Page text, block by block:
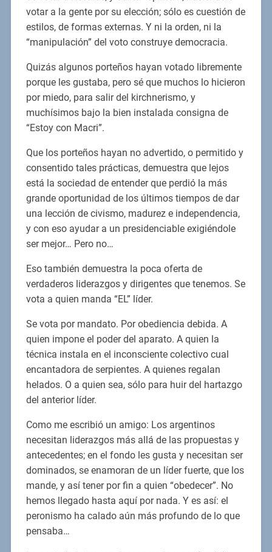
votar a la gente por su elección; sólo es cuestión de
estilos, de formas externas. Y ni la orden, ni la
“manipulación” del voto construye democracia.
Quizás algunos porteños hayan votado libremente
porque les gustaba, pero sé que muchos lo hicieron
por miedo, para salir del kirchnerismo, y
muchísimos bajo la bien instalada consigna de
“Estoy con Macri”.
Que los porteños hayan no advertido, o permitido y
consentido tales prácticas, demuestra que lejos
está la sociedad de entender que perdió la más
grande oportunidad de los últimos tiempos de dar
una lección de civismo, madurez e independencia,
y con eso ayudar a un presidenciable exigiéndole
ser mejor… Pero no…
Eso también demuestra la poca oferta de
verdaderos liderazgos y dirigentes que tenemos. Se
vota a quien manda “EL” líder.
Se vota por mandato. Por obediencia debida. A
quien impone el poder del aparato. A quien la
técnica instala en el inconsciente colectivo cual
encantadora de serpientes. A quienes regalan
helados. O a quien sea, sólo para huir del hartazgo
del anterior líder.
Como me escribió un amigo: Los argentinos
necesitan liderazgos más allá de las propuestas y
antecedentes; en el fondo les gusta y necesitan ser
dominados, se enamoran de un líder fuerte, que los
mande, y así tener por fin a quien “obedecer”. No
hemos llegado hasta aquí por nada. Y es así: el
peronismo ha calado aún más profundo de lo que
pensaba…